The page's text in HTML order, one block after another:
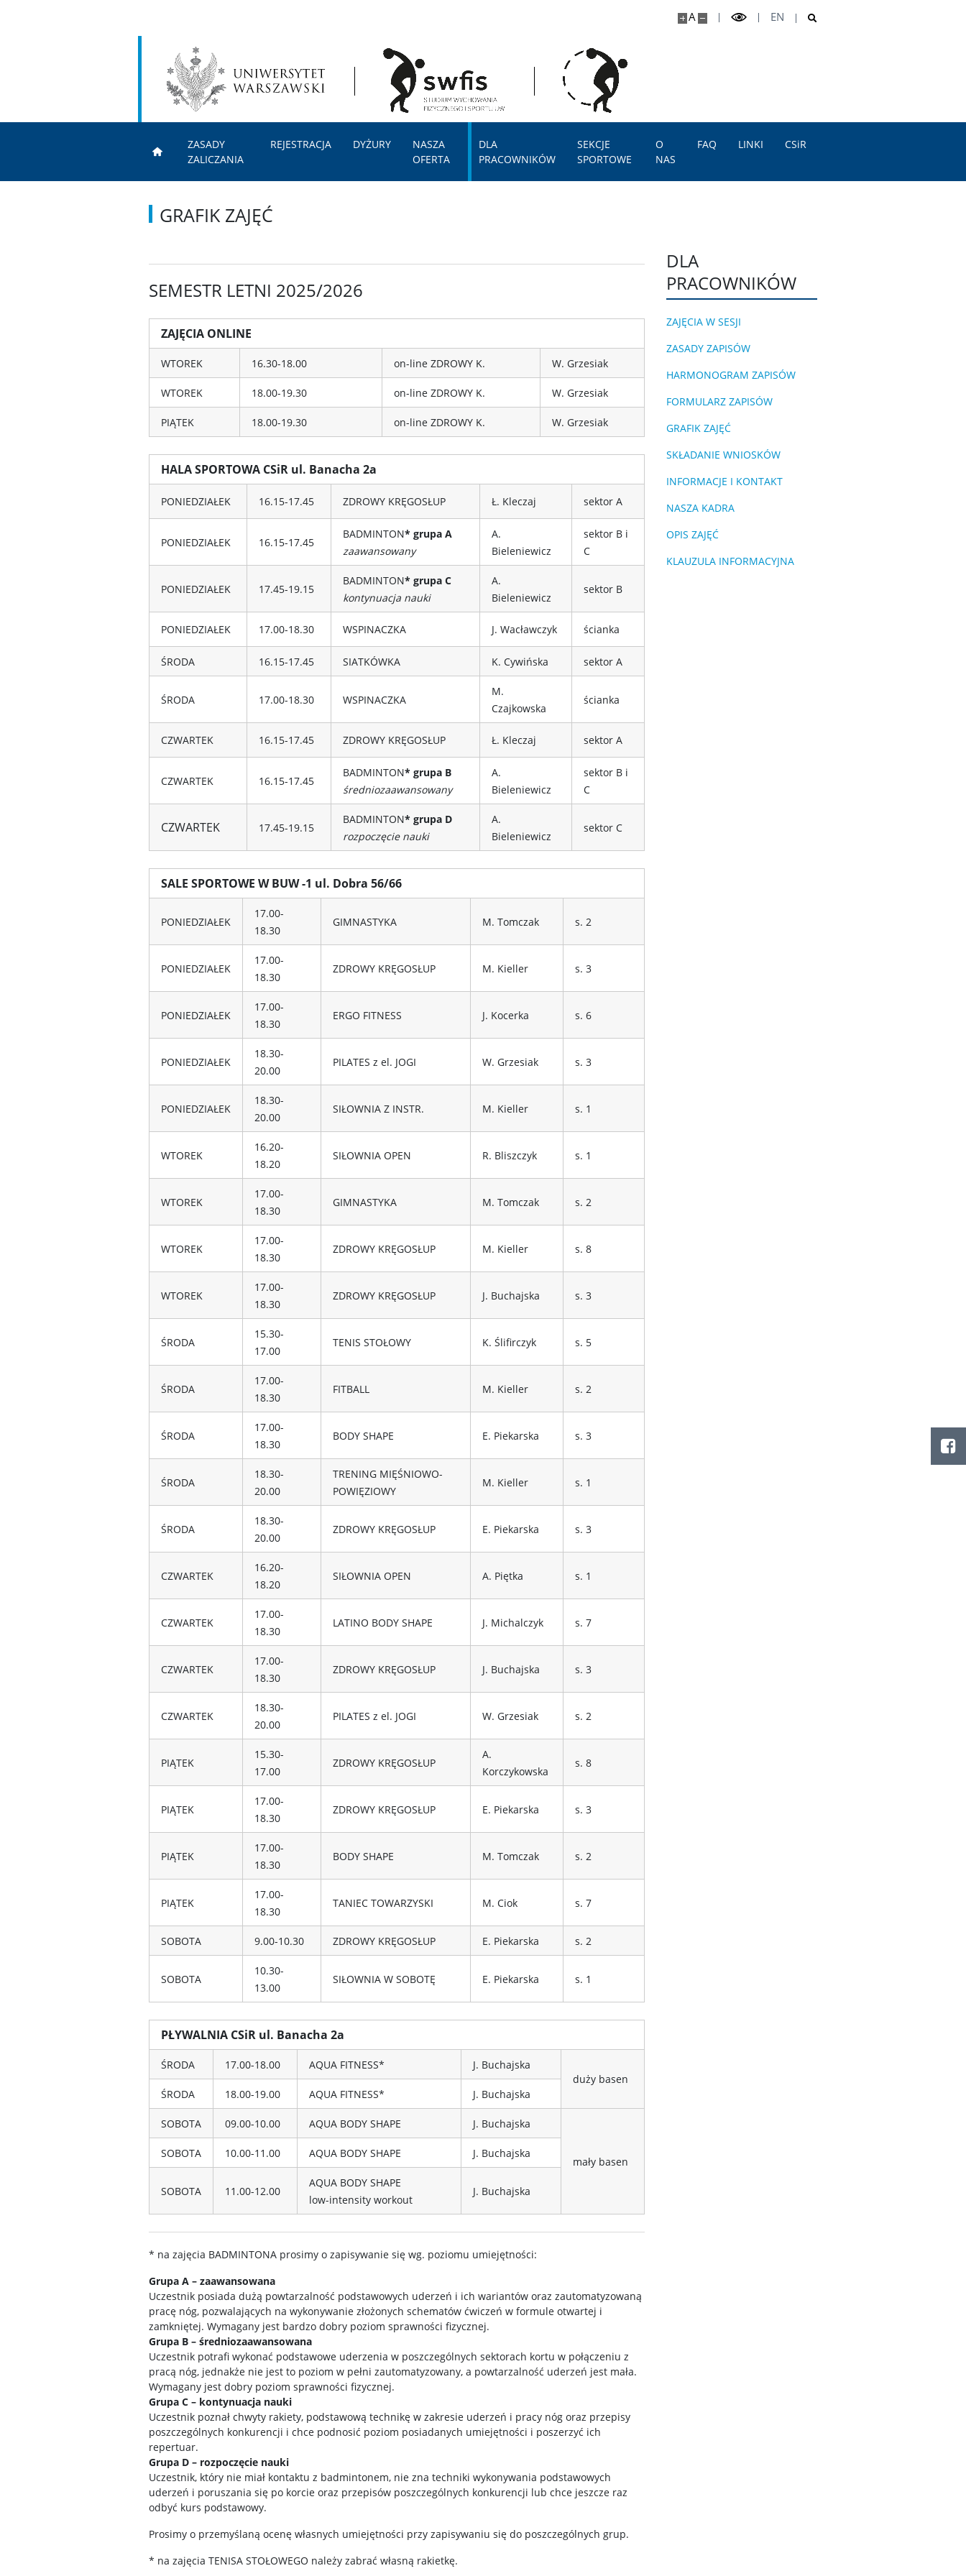
A EN
ZASADY
ZALICZANIA
REJESTRACJA DYŻURY
NASZA
OFERTA
DLA
PRACOWNIKÓW
SEKCJE
SPORTOWE
O
NAS
FAQ LINKI CSiR
GRAFIK ZAJĘĆ
SEMESTR LETNI 2025/2026
ZAJĘCIA ONLINE
WTOREK 16.30-18.00 on-line ZDROWY K. W. Grzesiak
WTOREK 18.00-19.30 on-line ZDROWY K. W. Grzesiak
PIĄTEK 18.00-19.30 on-line ZDROWY K. W. Grzesiak
HALA SPORTOWA CSiR ul. Banacha 2a
PONIEDZIAŁEK 16.15-17.45 ZDROWY KRĘGOSŁUP Ł. Kleczaj sektor A
PONIEDZIAŁEK 16.15-17.45
BADMINTON* grupa A
zaawansowany
A.
Bieleniewicz
sektor B i
C
PONIEDZIAŁEK 17.45-19.15
BADMINTON* grupa C
kontynuacja nauki
A.
Bieleniewicz
sektor B
PONIEDZIAŁEK 17.00-18.30 WSPINACZKA J. Wacławczyk ścianka
ŚRODA 16.15-17.45 SIATKÓWKA K. Cywińska sektor A
ŚRODA 17.00-18.30 WSPINACZKA
M.
Czajkowska
ścianka
CZWARTEK 16.15-17.45 ZDROWY KRĘGOSŁUP Ł. Kleczaj sektor A
CZWARTEK 16.15-17.45
BADMINTON* grupa B
średniozaawansowany
A.
Bieleniewicz
sektor B i
C
CZWARTEK 17.45-19.15
BADMINTON* grupa D
rozpoczęcie nauki
A.
Bieleniewicz
sektor C
SALE SPORTOWE W BUW -1 ul. Dobra 56/66
PONIEDZIAŁEK
17.00-
18.30
GIMNASTYKA M. Tomczak s. 2
PONIEDZIAŁEK
17.00-
18.30
ZDROWY KRĘGOSŁUP M. Kieller s. 3
PONIEDZIAŁEK
17.00-
18.30
ERGO FITNESS J. Kocerka s. 6
PONIEDZIAŁEK
18.30-
20.00
PILATES z el. JOGI W. Grzesiak s. 3
PONIEDZIAŁEK
18.30-
20.00
SIŁOWNIA Z INSTR. M. Kieller s. 1
WTOREK
16.20-
18.20
SIŁOWNIA OPEN R. Bliszczyk s. 1
WTOREK
17.00-
18.30
GIMNASTYKA M. Tomczak s. 2
WTOREK
17.00-
18.30
ZDROWY KRĘGOSŁUP M. Kieller s. 8
WTOREK
17.00-
18.30
ZDROWY KRĘGOSŁUP J. Buchajska s. 3
ŚRODA
15.30-
17.00
TENIS STOŁOWY K. Ślifirczyk s. 5
ŚRODA
17.00-
18.30
FITBALL M. Kieller s. 2
ŚRODA
17.00-
18.30
BODY SHAPE E. Piekarska s. 3
ŚRODA
18.30-
20.00
TRENING MIĘŚNIOWO-
POWIĘZIOWY
M. Kieller s. 1
ŚRODA
18.30-
20.00
ZDROWY KRĘGOSŁUP E. Piekarska s. 3
CZWARTEK
16.20-
18.20
SIŁOWNIA OPEN A. Piętka s. 1
CZWARTEK
17.00-
18.30
LATINO BODY SHAPE J. Michalczyk s. 7
CZWARTEK
17.00-
18.30
ZDROWY KRĘGOSŁUP J. Buchajska s. 3
CZWARTEK
18.30-
20.00
PILATES z el. JOGI W. Grzesiak s. 2
PIĄTEK
15.30-
17.00
ZDROWY KRĘGOSŁUP
A.
Korczykowska
s. 8
PIĄTEK
17.00-
18.30
ZDROWY KRĘGOSŁUP E. Piekarska s. 3
PIĄTEK
17.00-
18.30
BODY SHAPE M. Tomczak s. 2
PIĄTEK
17.00-
18.30
TANIEC TOWARZYSKI M. Ciok s. 7
SOBOTA 9.00-10.30 ZDROWY KRĘGOSŁUP E. Piekarska s. 2
SOBOTA
10.30-
13.00
SIŁOWNIA W SOBOTĘ E. Piekarska s. 1
PŁYWALNIA CSiR ul. Banacha 2a
ŚRODA 17.00-18.00 AQUA FITNESS*
J. Buchajska
duży basen
ŚRODA
18.00-19.00 AQUA FITNESS* J. Buchajska
SOBOTA 09.00-10.00 AQUA BODY SHAPE J. Buchajska
mały basen
SOBOTA 10.00-11.00 AQUA BODY SHAPE J. Buchajska
SOBOTA 11.00-12.00
AQUA BODY SHAPE
low-intensity workout
J. Buchajska
* na zajęcia BADMINTONA prosimy o zapisywanie się wg. poziomu umiejętności:
Grupa A – zaawansowana
Uczestnik posiada dużą powtarzalność podstawowych uderzeń i ich wariantów oraz zautomatyzowaną
pracę nóg, pozwalających na wykonywanie złożonych schematów ćwiczeń w formule otwartej i
zamkniętej. Wymagany jest bardzo dobry poziom sprawności fizycznej.
Grupa B – średniozaawansowana
Uczestnik potrafi wykonać podstawowe uderzenia w poszczególnych sektorach kortu w połączeniu z
pracą nóg, jednakże nie jest to poziom w pełni zautomatyzowany, a powtarzalność uderzeń jest mała.
Wymagany jest dobry poziom sprawności fizycznej.
Grupa C – kontynuacja nauki
Uczestnik poznał chwyty rakiety, podstawową technikę w zakresie uderzeń i pracy nóg oraz przepisy
poszczególnych konkurencji i chce podnosić poziom posiadanych umiejętności i poszerzyć ich
repertuar.
Grupa D – rozpoczęcie nauki
Uczestnik, który nie miał kontaktu z badmintonem, nie zna techniki wykonywania podstawowych
uderzeń i poruszania się po korcie oraz przepisów poszczególnych konkurencji lub chce jeszcze raz
odbyć kurs podstawowy.
Prosimy o przemyślaną ocenę własnych umiejętności przy zapisywaniu się do poszczególnych grup.
* na zajęcia TENISA STOŁOWEGO należy zabrać własną rakietkę.
DLA
PRACOWNIKÓW
ZAJĘCIA W SESJI
ZASADY ZAPISÓW
HARMONOGRAM ZAPISÓW
FORMULARZ ZAPISÓW
GRAFIK ZAJĘĆ
SKŁADANIE WNIOSKÓW
INFORMACJE I KONTAKT
NASZA KADRA
OPIS ZAJĘĆ
KLAUZULA INFORMACYJNA